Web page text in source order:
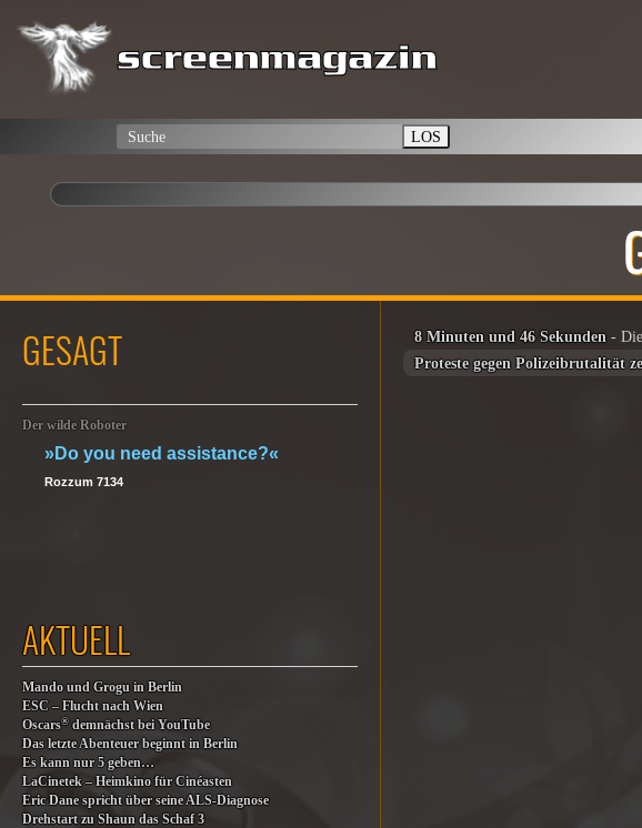
LOS
8 Minuten und 46 Sekunden -
Proteste gegen Polizeibrutalität
GESAGT
Der wilde Roboter
»Do you need assistance?«
Rozzum 7134
AKTUELL
Mando und Grogu in Berlin
ESC – Flucht nach Wien
Oscars® demnächst bei YouTube
Das letzte Abenteuer beginnt in Berlin
Es kann nur 5 geben…
LaCinetek – Heimkino für Cinéasten
Eric Dane spricht über seine ALS-Diagnose
Drehstart zu Shaun das Schaf 3